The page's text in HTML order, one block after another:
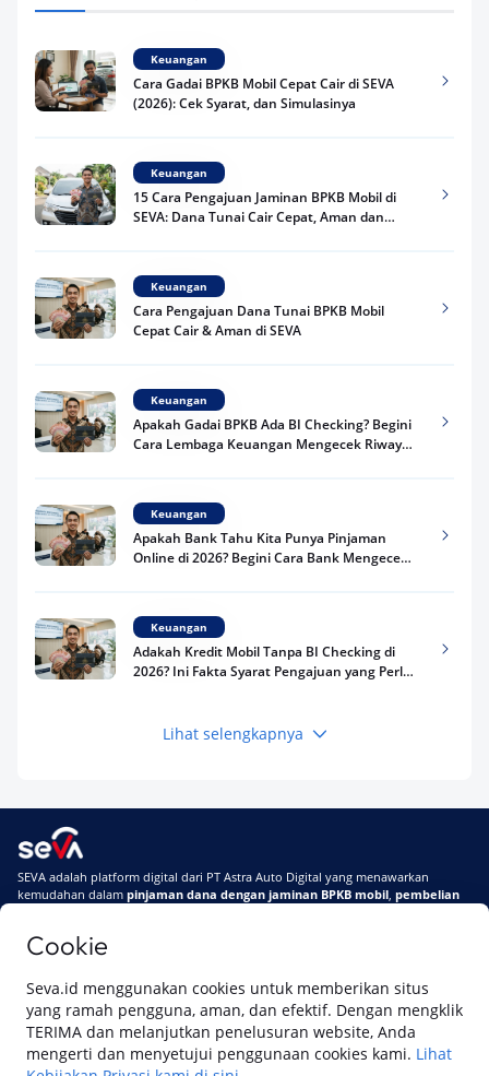
Cookie
Seva.id menggunakan cookies untuk memberikan situs
yang ramah pengguna, aman, dan efektif. Dengan mengklik
TERIMA dan melanjutkan penelusuran website, Anda
mengerti dan menyetujui penggunaan cookies kami. Lihat
Keuangan
Cara Gadai BPKB Mobil Cepat Cair di SEVA
(2026): Cek Syarat, dan Simulasinya
Keuangan
15 Cara Pengajuan Jaminan BPKB Mobil di
SEVA: Dana Tunai Cair Cepat, Aman dan
Keuangan
Cara Pengajuan Dana Tunai BPKB Mobil
Cepat Cair & Aman di SEVA
Keuangan
Apakah Gadai BPKB Ada BI Checking? Begini
Cara Lembaga Keuangan Mengecek Riwayat
Keuangan
Apakah Bank Tahu Kita Punya Pinjaman
Online di 2026? Begini Cara Bank Mengecek
Keuangan
Adakah Kredit Mobil Tanpa BI Checking di
2026? Ini Fakta Syarat Pengajuan yang Perlu
Keuangan
Terpercaya
Telat Bayar Pinjol 2 Hari, Apakah Langsung
Masuk BI Checking? Simak Peraturan
Lihat selengkapnya
SEVA adalah platform digital dari PT Astra Auto Digital yang menawarkan
kemudahan dalam pinjaman dana dengan jaminan BPKB mobil, pembelian
Di SEVA, BPKB mobilmu #BisaJadiDuit
Tentang SEVASyarat & Ketentuan
Pemberitahuan PrivasiHubungi Kami